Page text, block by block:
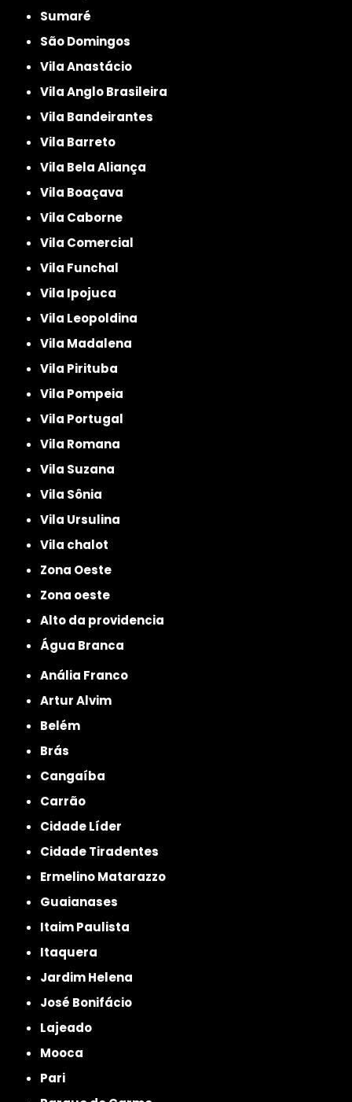
Sumaré
São Domingos
Vila Anastácio
Vila Anglo Brasileira
Vila Bandeirantes
Vila Barreto
Vila Bela Aliança
Vila Boaçava
Vila Caborne
Vila Comercial
Vila Funchal
Vila Ipojuca
Vila Leopoldina
Vila Madalena
Vila Pirituba
Vila Pompeia
Vila Portugal
Vila Romana
Vila Suzana
Vila Sônia
Vila Ursulina
Vila chalot
Zona Oeste
Zona oeste
alto da providencia
Água Branca
Anália Franco
Artur Alvim
Belém
Brás
Cangaíba
Carrão
Cidade Líder
Cidade Tiradentes
Ermelino Matarazzo
Guaianases
Itaim Paulista
Itaquera
Jardim Helena
José Bonifácio
Lajeado
Mooca
Pari